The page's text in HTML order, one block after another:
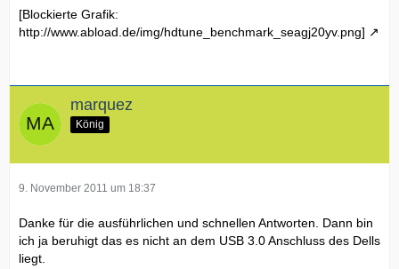
[Blockierte Grafik:
http://www.abload.de/img/hdtune_benchmark_seagj20yv.png]
marquez
König
9. November 2011 um 18:37
Danke für die ausführlichen und schnellen Antworten. Dann bin
ich ja beruhigt das es nicht an dem USB 3.0 Anschluss des Dells
liegt.